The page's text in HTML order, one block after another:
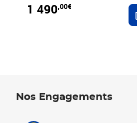
1 490,00€
Nos Engagements